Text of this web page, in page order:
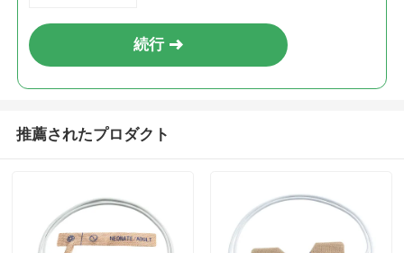
続行
推薦されたプロダクト